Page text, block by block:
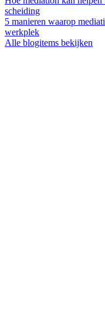
scheiding
5 manieren waarop
werkplek
Alle blogitems bekijken